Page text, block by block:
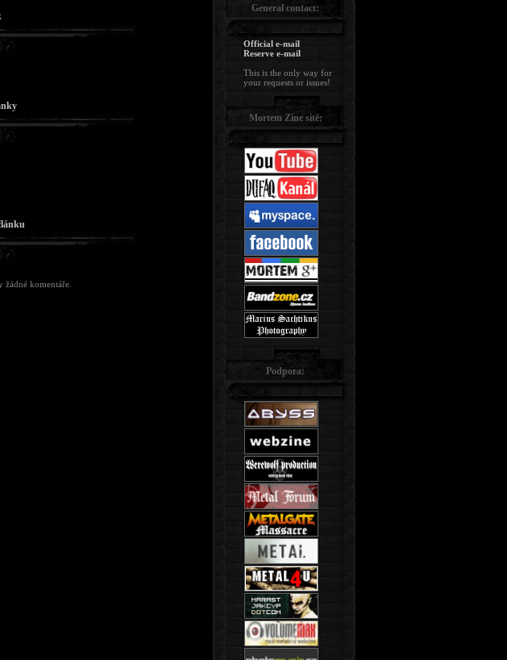
článku
komentáře.
General contact:
Official e-mail
Reserve e-mail
This is the only way for
your requests or issues!
Mortem Zine sítě:
Podpora: